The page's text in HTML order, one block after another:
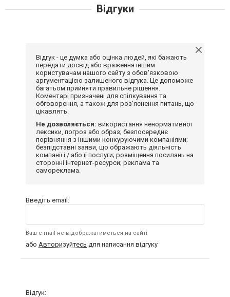
Відгуки
Відгук - це думка або оцінка людей, які бажають
передати досвід або враження іншим
користувачам нашого сайту з обов'язковою
аргументацією залишеного відгука. Це допоможе
багатьом прийняти правильне рішення.
Коментарі призначені для спілкування та
обговорення, а також для роз'яснення питань, що
цікавлять.
Не дозволяється: використання ненормативної
лексики, погроз або образ; безпосереднє
порівняння з іншими конкуруючими компаніями;
безпідставні заяви, що ображають діяльність
компанії і / або її послуги; розміщення посилань на
сторонні інтернет-ресурси; реклама та
самореклама.
Введіть email:
Ваш e-mail не відображатиметься на сайті
або Авторизуйтесь для написання відгуку
Відгук: